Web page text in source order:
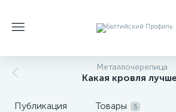
Металлочерепица
Какая кровля
Публикация Товары 5